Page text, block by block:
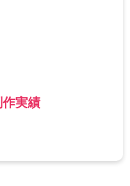
実績